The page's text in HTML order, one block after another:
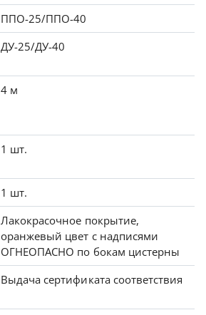
ППО-25/ППО-40
ДУ-25/ДУ-40
4 м
1 шт.
1 шт.
Лакокрасочное покрытие,
оранжевый цвет с надписями
ОГНЕОПАСНО по бокам цистерны
Выдача сертификата соответствия